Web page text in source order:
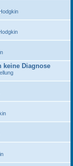
keine Diagnose